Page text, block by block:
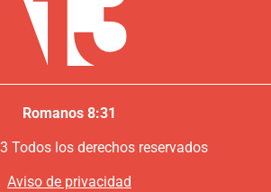
Romanos 8:31
Todos los derechos reservados
Aviso de privacidad